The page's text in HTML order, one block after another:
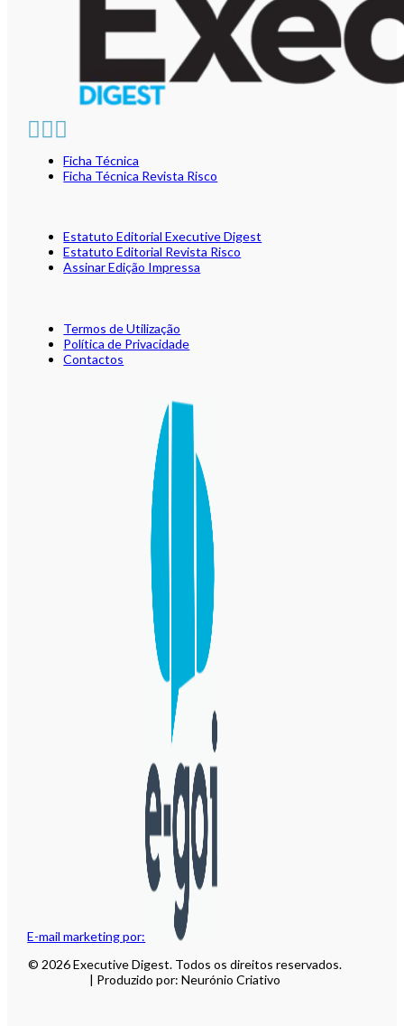
E-mail marketing por:
Ficha Técnica
Ficha Técnica Revista Risco
Estatuto Editorial Executive Digest
Estatuto Editorial Revista Risco
Assinar Edição Impressa
Termos de Utilização
Política de Privacidade
Contactos
© 2026 Executive Digest. Todos os direitos reservados.
| Produzido por: Neurónio Criativo